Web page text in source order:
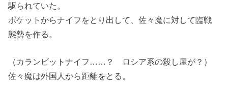
駆られていた。
ポケットからナイフをとり出して、佐々魔に対して臨戦
態勢を作る。
（カランビットナイフ……？ ロシア系の殺し屋が？）
佐々魔は外国人から距離をとる。